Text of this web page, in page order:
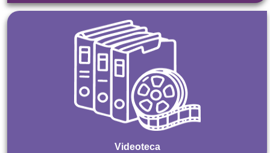
Videoteca